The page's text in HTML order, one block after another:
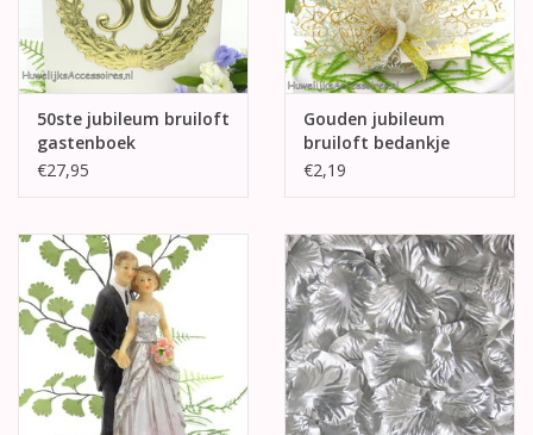
50ste jubileum bruiloft
gastenboek
€27,95
Gouden jubileum
bruiloft bedankje
€2,19